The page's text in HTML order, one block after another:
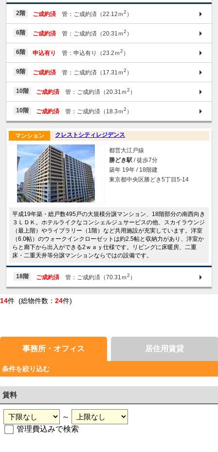
2階 ご成約済 管：ご成約済（22.12ｍ2 ）
6階 ご成約済 管：ご成約済（20.31ｍ2 ）
6階 申込有り 管：申込有り（23.2ｍ2 ）
9階 ご成約済 管：ご成約済（17.31ｍ2 ）
10階 ご成約済 管：ご成約済（20.31ｍ2 ）
10階 ご成約済 管：ご成約済（18.3ｍ2 ）
クレストシティレジデンス
マンション
都営大江戸線
勝どき駅 / 徒歩7分
築年 19年 / 18階建
東京都中央区勝どき5丁目5-14
平成19年築・総戸数495戸の大規模分譲マンション、18階部分の南西向き
３ＬＤＫ。ホテルライクなコンシェルジュサービスの他、スカイラウンジ
（最上階）やライブラリー（1階）など共用施設が充実しています。洋室
（6.0帖）のウォークインクローゼットは約2.5帖と収納力があり、洋室か
らと廊下から出入ができる2ｗａｙ仕様です。リビングに床暖房、二重
床・二重天井等分譲マンションならではの設備です。
18階 ご成約済 管：ご成約済（70.31ｍ2 ）
14件 (総物件数： 24件)
事務所・オフィス 居住用賃貸
条件を絞り込む
賃料
～
管理費込みで検索